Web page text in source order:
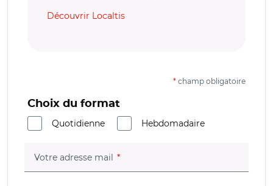
Découvrir Localtis
* champ obligatoire
Choix du format
Quotidienne
Hebdomadaire
Votre adresse mail (champ obligatoire)